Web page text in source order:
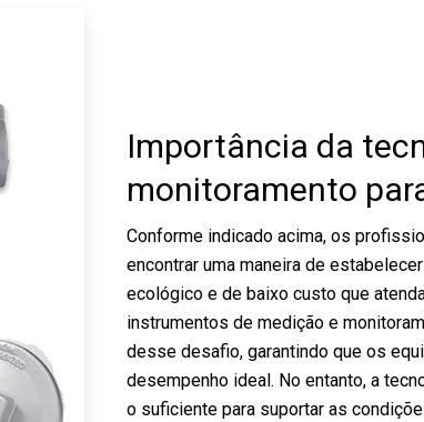
Importância da
monitoramento
Conforme indicado acima, os
encontrar uma maneira de
ecológico e de baixo custo que
instrumentos de medição e
desse desafio, garantindo que os
desempenho ideal. No entanto, a
o suficiente para suportar as